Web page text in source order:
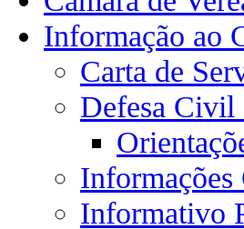
Informação ao
Carta de
Defesa
Informativo